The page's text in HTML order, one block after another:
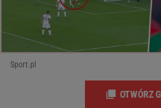
Sport.pl
OTWÓRZ